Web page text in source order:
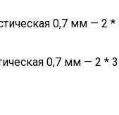
0,7 мм — 2 *
0,7 мм — 2 *